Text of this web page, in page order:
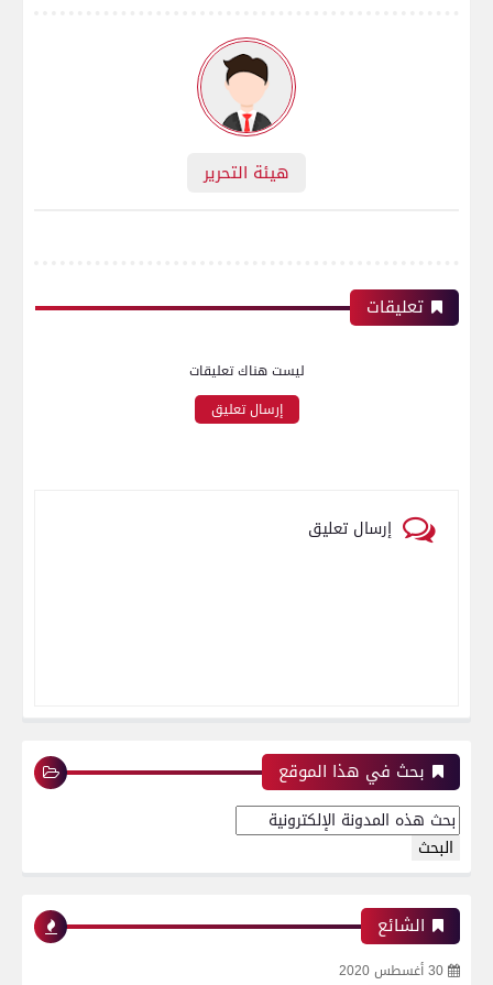
هيئة التحرير
تعليقات
ليست هناك تعليقات
إرسال تعليق
إرسال تعليق
بحث في هذا الموقع
الشائع
30 أغسطس 2020